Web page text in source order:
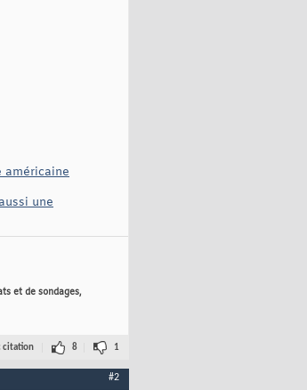
américaine
une
et de sondages,
citation 8 1
#2